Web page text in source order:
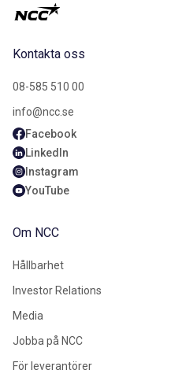
Kontakta oss
08-585 510 00
info@ncc.se
Facebook
LinkedIn
Instagram
YouTube
Om NCC
Hållbarhet
Investor Relations
Media
Jobba på NCC
För leverantörer